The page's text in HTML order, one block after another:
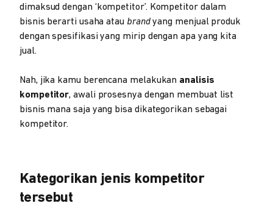
dimaksud dengan ‘kompetitor’. Kompetitor dalam
bisnis berarti usaha atau brandyang menjual produk
dengan spesifikasi yang mirip dengan apa yang kita
jual.
Nah, jika kamu berencana melakukan analisis
kompetitor, awali prosesnya dengan membuat list
bisnis mana saja yang bisa dikategorikan sebagai
kompetitor.
Kategorikan jenis kompetitor
tersebut